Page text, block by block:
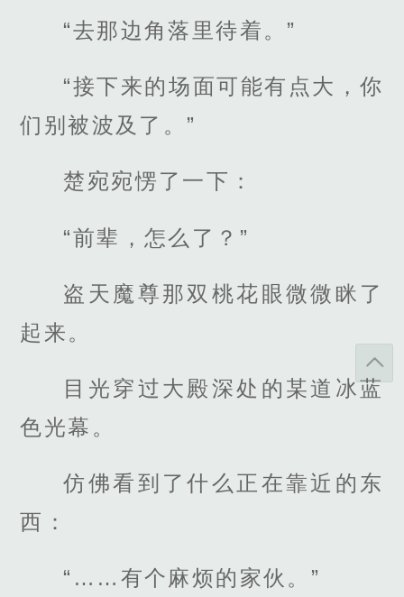
“去那边角落里待着。”
“接下来的场面可能有点大，你
们别被波及了。”
楚宛宛愣了一下：
“前辈，怎么了？”
盗天魔尊那双桃花眼微微眯了
起来。
目光穿过大殿深处的某道冰蓝
色光幕。
仿佛看到了什么正在靠近的东
西：
“……有个麻烦的家伙。”